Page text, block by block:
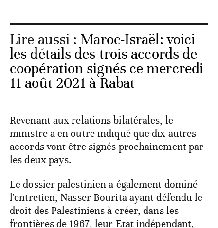
Lire aussi : Maroc-Israël: voici
les détails des trois accords de
coopération signés ce mercredi
11 août 2021 à Rabat
Revenant aux relations bilatérales, le
ministre a en outre indiqué que dix autres
accords vont être signés prochainement par
les deux pays.
Le dossier palestinien a également dominé
l'entretien, Nasser Bourita ayant défendu le
droit des Palestiniens à créer, dans les
frontières de 1967, leur Etat indépendant,